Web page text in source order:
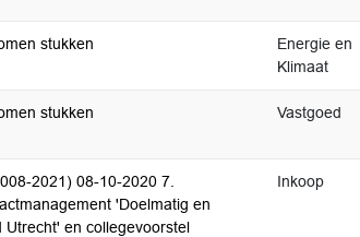
stukken
Energie en
Klimaat
stukken Vastgoed
2021) 08-10-2020 7.
'Doelmatig en
en collegevoorstel
Inkoop